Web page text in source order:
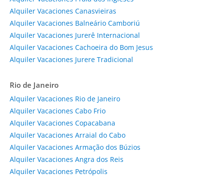
Alquiler Vacaciones Canasvieiras
Alquiler Vacaciones Balneário Camboriú
Alquiler Vacaciones Jurerê Internacional
Alquiler Vacaciones Cachoeira do Bom Jesus
Alquiler Vacaciones Jurere Tradicional
Rio de Janeiro
Alquiler Vacaciones Rio de Janeiro
Alquiler Vacaciones Cabo Frio
Alquiler Vacaciones Copacabana
Alquiler Vacaciones Arraial do Cabo
Alquiler Vacaciones Armação dos Búzios
Alquiler Vacaciones Angra dos Reis
Alquiler Vacaciones Petrópolis